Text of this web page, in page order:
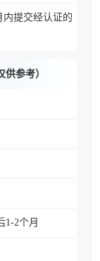
提交经认证的
供参考）
1-2个月